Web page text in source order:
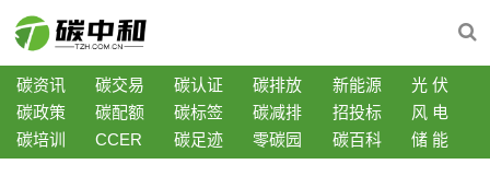
碳资讯 碳交易 碳认证 碳排放 新能源
光 伏
碳政策
碳配额 碳标签 碳减排 招投标
风 电
碳培训
CCER 碳足迹 零碳园 碳百科 储 能